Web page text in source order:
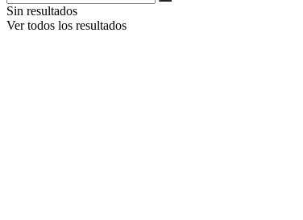
Sin resultados
Ver todos los resultados